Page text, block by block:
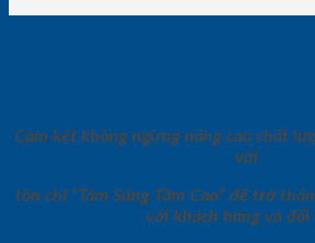
Cam kết không ngừng nâng cao chất
với
tôn chỉ “Tâm Sáng Tầm Cao” để trở
với khách hàng và đối